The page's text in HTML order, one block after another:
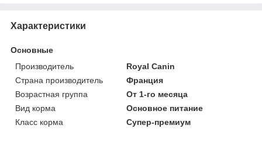
Характеристики
Основные
Производитель
Royal Canin
Страна производитель
Франция
Возрастная группа
От 1-го месяца
Вид корма
Основное питание
Класс корма
Супер-премиум